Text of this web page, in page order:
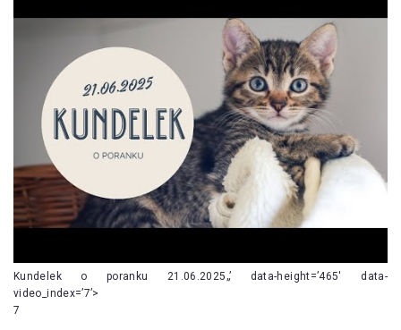
Kundelek o poranku 21.06.2025„’ data-height=’465′ data-
video_index=’7’>
7